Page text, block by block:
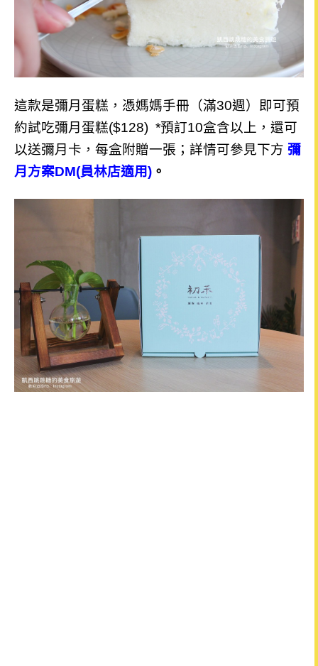
這款是彌月蛋糕，憑媽媽手冊（滿30週）即可預
約試吃彌月蛋糕($128) *預訂10盒含以上，還可
以送彌月卡，每盒附贈一張；詳情可參見下方 彌
月方案DM(員林店適用) 。